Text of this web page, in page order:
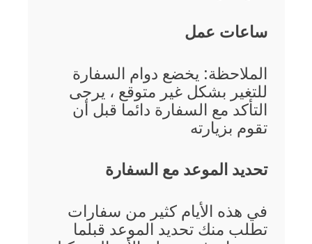
ساعات عمل
الملاحظة: يخضع دوام السفارة
للتغير بشكل غير متوقع ، يرجى
التأكد مع السفارة دائما قبل أن
تقوم بزيارته
تحديد الموعد مع السفارة
في هذه الأيام كثير من سفارات
تطلب منك تحديد الموعد قبلما